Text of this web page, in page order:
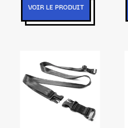
VOIR LE PRODUIT